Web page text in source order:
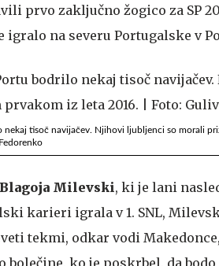
prvo zaključno žogico za SP
igralo na severu Portugalske v
nekaj tisoč navijačev. Njihovi ljubljenci so morali
Blagoja Milevski, ki je lani
karieri igrala v 1. SNL,
tekmi, odkar vodi
bolečine, ko je poskrbel, da